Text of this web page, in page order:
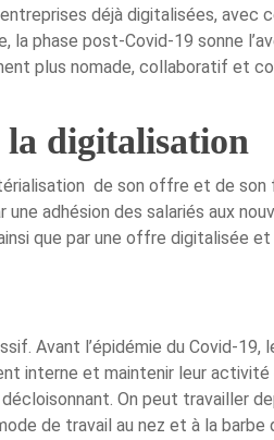
déjà digitalisées, avec
la phase post-Covid-19 sonne
plus nomade, collaboratif et
digitalisation
de son offre et de
adhésion des salariés aux
que par une offre digitalisée
Avant l’épidémie du Covid-
interne et maintenir leur activité
On peut travailler
de travail au nez et à la barbe